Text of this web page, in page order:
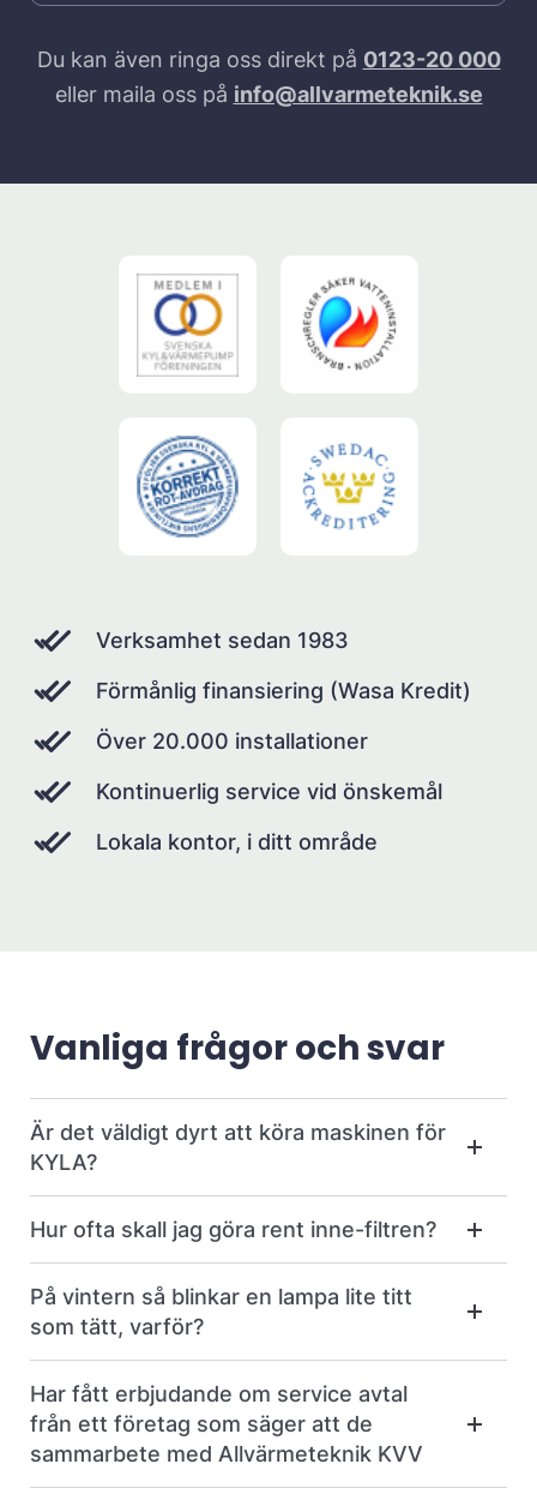
Du kan även ringa oss direkt på 0123-20 000
eller maila oss på info@allvarmeteknik.se
Verksamhet sedan 1983
Förmånlig finansiering (Wasa Kredit)
Över 20.000 installationer
Kontinuerlig service vid önskemål
Lokala kontor, i ditt område
Vanliga frågor och svar
Är det väldigt dyrt att köra maskinen för
KYLA?
Hur ofta skall jag göra rent inne-filtren?
På vintern så blinkar en lampa lite titt
som tätt, varför?
Har fått erbjudande om service avtal
från ett företag som säger att de
sammarbete med Allvärmeteknik KVV